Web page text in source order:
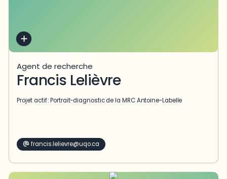
Agent de recherche
Francis Lelièvre
Projet actif :Portrait-diagnostic de la MRC Antoine-Labelle
francis.lelievre@uqo.ca